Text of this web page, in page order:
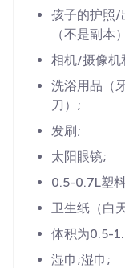
孩子的护照/
（不是副本
相机/摄像机
洗浴用品（
刀）;
发刷;
太阳眼镜;
0.5-0.7L塑
卫生纸（白
体积为0.5-
湿巾;湿巾;